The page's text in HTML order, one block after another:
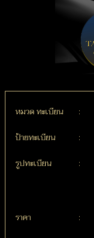
หมวด ทะเบียน :
ป้ายทะเบียน
:
รูปทะเบียน
:
ราคา :